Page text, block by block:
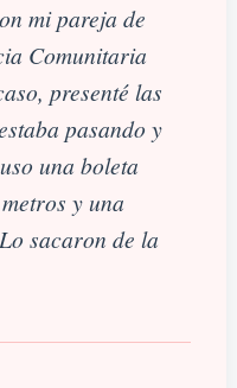
mi pareja de
Comunitaria
presenté las
pasando y
una boleta
y una
sacaron de la